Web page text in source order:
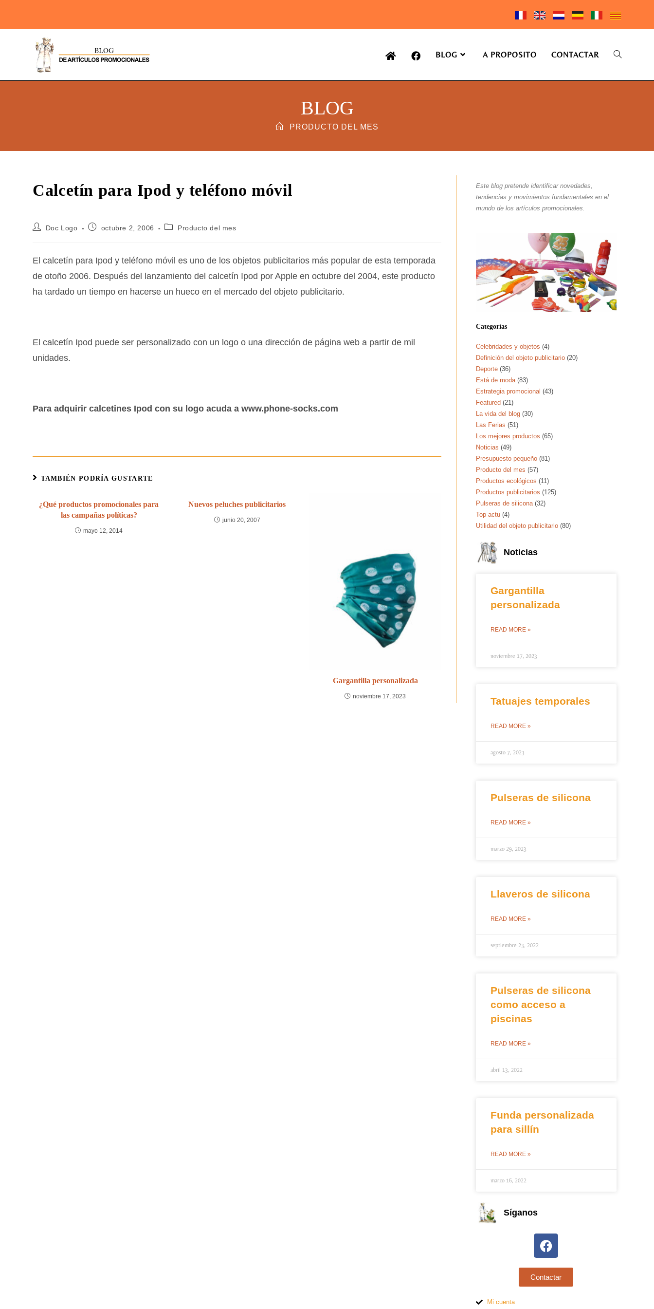
BLOG A PROPOSITO CONTACTAR
BLOG
PRODUCTO DEL MES
Calcetín para Ipod y teléfono móvil
Doc Logo octubre 2, 2006 Producto del mes
El calcetín para Ipod y teléfono móvil es uno de los objetos publicitarios más popular de esta temporada
de otoño 2006. Después del lanzamiento del calcetín Ipod por Apple en octubre del 2004, este producto
ha tardado un tiempo en hacerse un hueco en el mercado del objeto publicitario.
El calcetín Ipod puede ser personalizado con un logo o una dirección de página web a partir de mil
unidades.
Para adquirir calcetines Ipod con su logo acuda a www.phone-socks.com
TAMBIÉN PODRÍA GUSTARTE
¿Qué productos promocionales para
las campañas políticas?
mayo 12, 2014
Nuevos peluches publicitarios
junio 20, 2007
Gargantilla personalizada
noviembre 17, 2023
Este blog pretende identificar novedades,
tendencias y movimientos fundamentales en el
mundo de los artículos promocionales.
Categorías
Celebridades y objetos (4)
Definición del objeto publicitario (20)
Deporte (36)
Está de moda (83)
Estrategia promocional (43)
Featured (21)
La vida del blog (30)
Las Ferias (51)
Los mejores productos (65)
Noticias (49)
Presupuesto pequeño (81)
Producto del mes (57)
Productos ecológicos (11)
Productos publicitarios (125)
Pulseras de silicona (32)
Top actu (4)
Utilidad del objeto publicitario (80)
Noticias
Gargantilla
personalizada
READ MORE »
noviembre 17, 2023
Tatuajes temporales
READ MORE »
agosto 7, 2023
Pulseras de silicona
READ MORE »
marzo 29, 2023
Llaveros de silicona
READ MORE »
septiembre 23, 2022
Pulseras de silicona
como acceso a
piscinas
READ MORE »
abril 13, 2022
Funda personalizada
para sillín
READ MORE »
marzo 16, 2022
Síganos
Contactar
Mi cuenta